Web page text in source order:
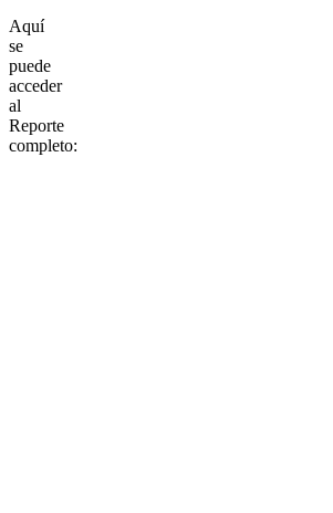
Aquí
se
puede
acceder
al
Reporte
completo: